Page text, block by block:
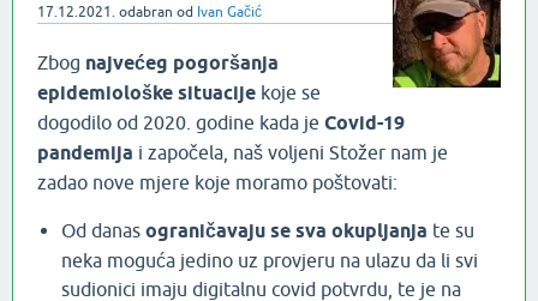
17.12.2021. odabran od Ivan Gačić
Zbog najvećeg pogoršanja
epidemiološke situacije koje se
dogodilo od 2020. godine kada je Covid-19
pandemija i započela, naš voljeni Stožer nam je
zadao nove mjere koje moramo poštovati:
Od danas ograničavaju se sva okupljanja te su
neka moguća jedino uz provjeru na ulazu da li svi
sudionici imaju digitalnu covid potvrdu, te je na